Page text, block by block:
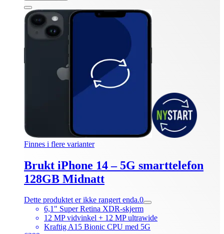
Finnes i flere varianter
Brukt iPhone 14 – 5G smarttelefon
128GB Midnatt
Dette produktet er ikke rangert enda.0
6,1" Super Retina XDR-skjerm
12 MP vidvinkel + 12 MP ultrawide
Kraftig A15 Bionic CPU med 5G